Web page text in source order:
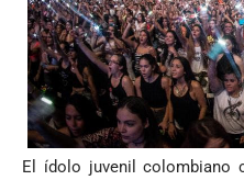
El ídolo juvenil colombiano